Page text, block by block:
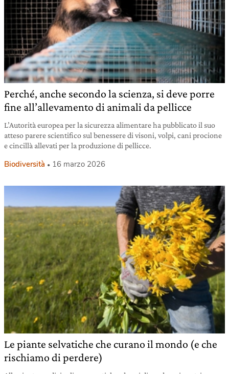
Perché, anche secondo la scienza, si deve porre
fine all’allevamento di animali da pellicce
L’Autorità europea per la sicurezza alimentare ha pubblicato il suo
atteso parere scientifico sul benessere di visoni, volpi, cani procione
e cincillà allevati per la produzione di pellicce.
Biodiversità 16 marzo 2026
Le piante selvatiche che curano il mondo (e che
rischiamo di perdere)